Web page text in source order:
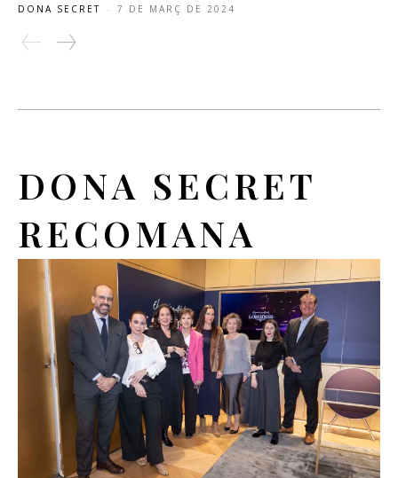
DONA SECRET - 7 DE MARÇ DE 2024
DONA SECRET
RECOMANA